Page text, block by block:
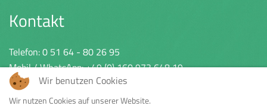
Kontakt
Telefon:0 51 64 - 80 26 95
Mobil / WhatsApp:+49 (0) 160 973 648 19
eMail: urlaub@campingplatz-ahlden.de
Wir benutzen Cookies
Wir nutzen Cookies auf unserer Website.